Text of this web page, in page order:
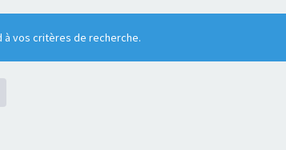
à vos critères de recherche.